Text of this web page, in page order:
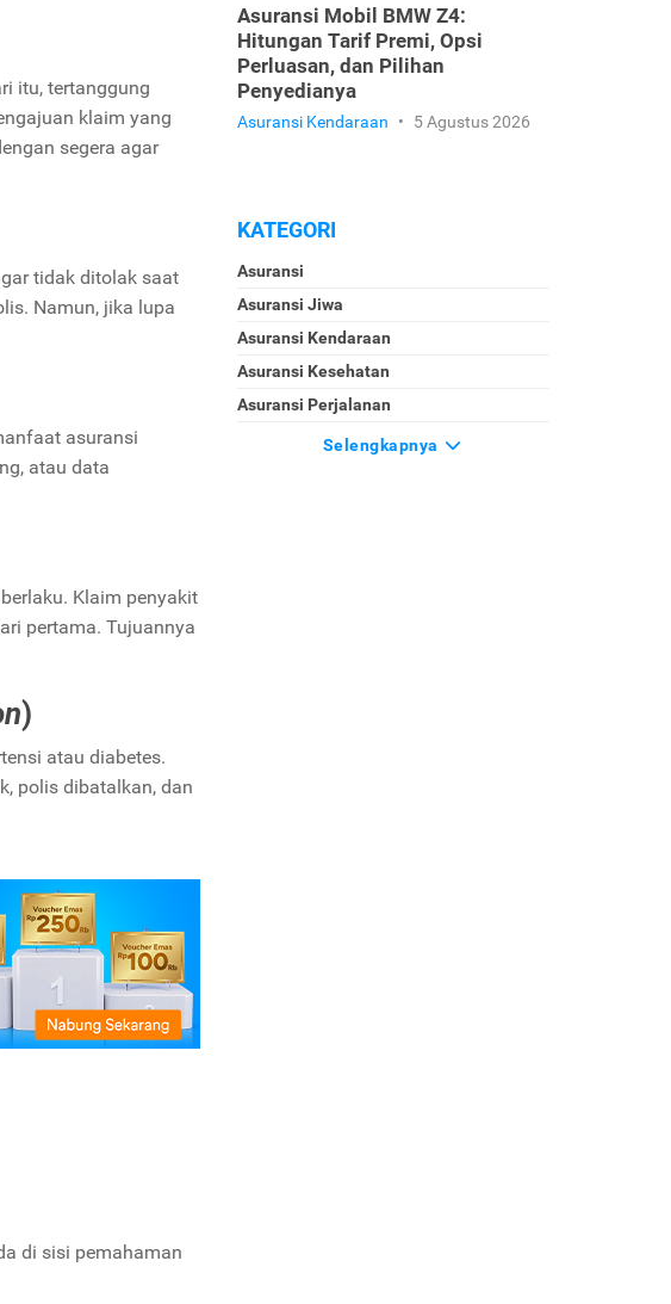
itu, tertanggung
klaim yang
segera agar
tidak ditolak saat
Namun, jika lupa
asuransi
atau data
Klaim penyakit
pertama. Tujuannya
)
atau diabetes.
polis dibatalkan, dan
di sisi pemahaman
Asuransi Mobil BMW Z4:
Hitungan Tarif Premi, Opsi
Perluasan, dan Pilihan
Penyedianya
Asuransi Kendaraan • 5 Agustus 2026
KATEGORI
Asuransi
Asuransi Jiwa
Asuransi Kendaraan
Asuransi Kesehatan
Asuransi Perjalanan
Selengkapnya